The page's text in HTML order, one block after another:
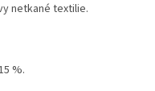
netkané textilie.
%.